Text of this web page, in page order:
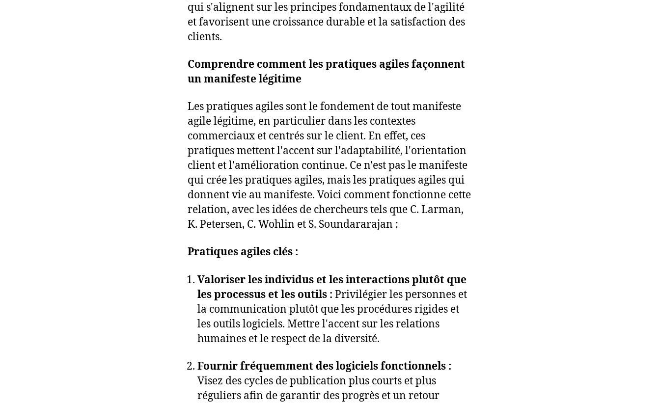
qui s'alignent sur les principes fondamentaux de l'agilité
et favorisent une croissance durable et la satisfaction des
clients.
Comprendre comment les pratiques agiles façonnent
un manifeste légitime
Les pratiques agiles sont le fondement de tout manifeste
agile légitime, en particulier dans les contextes
commerciaux et centrés sur le client. En effet, ces
pratiques mettent l'accent sur l'adaptabilité, l'orientation
client et l'amélioration continue. Ce n'est pas le manifeste
qui crée les pratiques agiles, mais les pratiques agiles qui
donnent vie au manifeste. Voici comment fonctionne cette
relation, avec les idées de chercheurs tels que C. Larman,
K. Petersen, C. Wohlin et S. Soundararajan :
Pratiques agiles clés :
Valoriser les individus et les interactions plutôt que
les processus et les outils : Privilégier les personnes et
la communication plutôt que les procédures rigides et
les outils logiciels. Mettre l'accent sur les relations
humaines et le respect de la diversité.
Fournir fréquemment des logiciels fonctionnels :
Visez des cycles de publication plus courts et plus
réguliers afin de garantir des progrès et un retour